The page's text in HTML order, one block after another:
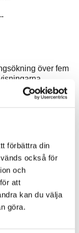
förbättra din
också för
och
att
kan du välja
göra.
över fem
mellan de
senaste
används för att